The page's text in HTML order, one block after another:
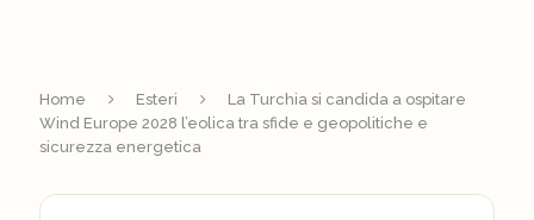
Home Esteri
La Turchia si candida a ospitare
Wind Europe 2028 l’eolica tra sfide e geopolitiche e
sicurezza energetica